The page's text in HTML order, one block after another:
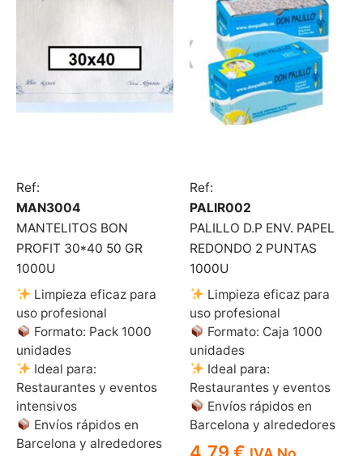
Ref:
MAN3004
MANTELITOS BON
PROFIT 30*40 50 GR
1000U
Limpieza eficaz para
uso profesional
Formato: Pack 1000
unidades
Ideal para:
Restaurantes y eventos
intensivos
Envíos rápidos en
Barcelona y alrededores
Ref:
PALIR002
PALILLO D.P ENV. PAPEL
REDONDO 2 PUNTAS
1000U
Limpieza eficaz para
uso profesional
Formato: Caja 1000
unidades
Ideal para:
Restaurantes y eventos
Envíos rápidos en
Barcelona y alrededores
4,79 €